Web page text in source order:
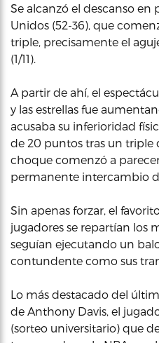
Se alcanzó el descanso en
Unidos (52-36), que
triple, precisamente el
(1/11).
A partir de ahí, el
y las estrellas fue
acusaba su inferioridad
de 20 puntos tras un triple
choque comenzó a
permanente intercambio
Sin apenas forzar, el
jugadores se repartían los
seguían ejecutando un
contundente como sus
Lo más destacado del
de Anthony Davis, el
(sorteo universitario) que